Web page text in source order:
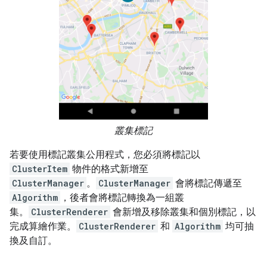
叢集標記
若要使用標記叢集公用程式，您必須將標記以
ClusterItem 物件的格式新增至
ClusterManager 。 ClusterManager 會將標記傳遞至
Algorithm ，後者會將標記轉換為一組叢
集。
ClusterRenderer 會新增及移除叢集和個別標記，以
完成算繪作業。
ClusterRenderer 和 Algorithm 均可抽
換及自訂。